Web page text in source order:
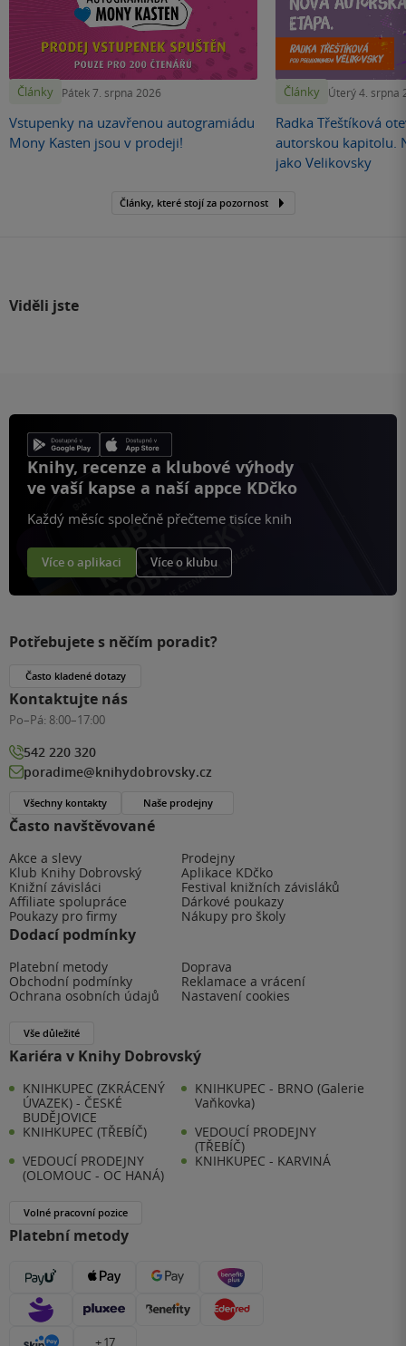
Články Pátek 7. srpna 2026
Vstupenky na uzavřenou autogramiádu
Mony Kasten jsou v prodeji!
Články Úterý 4. srpna
Radka Třeštíková
autorskou kapitolu.
jako Velikovsky
Články, které stojí za pozornost
Viděli jste
Knihy, recenze a klubové výhody
ve vaší kapse a naší appce KDčko
Každý měsíc společně přečteme tisíce knih
Více o aplikaci Více o klubu
Často navštěvované
Akce a slevy
Prodejny
Klub Knihy Dobrovský
Aplikace KDčko
Knižní závisláci
Festival knižních závisláků
Affiliate spolupráce
Dárkové poukazy
Poukazy pro firmy
Nákupy pro školy
Dodací podmínky
Platební metody
Doprava
Obchodní podmínky
Reklamace a vrácení
Ochrana osobních údajů
Nastavení cookies
Vše důležité
Kariéra v Knihy Dobrovský
KNIHKUPEC (ZKRÁCENÝ
ÚVAZEK) - ČESKÉ
BUDĚJOVICE
KNIHKUPEC - BRNO (Galerie
Vaňkovka)
KNIHKUPEC (TŘEBÍČ)
VEDOUCÍ PRODEJNY
(TŘEBÍČ)
VEDOUCÍ PRODEJNY
(OLOMOUC - OC HANÁ)
KNIHKUPEC - KARVINÁ
Volné pracovní pozice
Platební metody
+ 17
Potřebujete s něčím poradit?
Často kladené dotazy
Kontaktujte nás
Po–Pá: 8:00–17:00
542 220 320
poradime@knihydobrovsky.cz
Všechny kontakty Naše prodejny